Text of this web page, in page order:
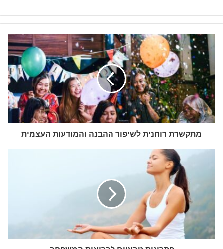
מתקשרת רוחנית לשיפור ההבנה והמודעות העצמית